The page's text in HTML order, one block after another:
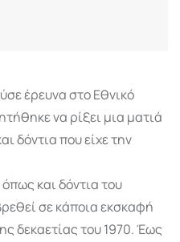
έρευνα στο Εθνικό
να ρίξει μια ματιά
δόντια που είχε την
και δόντια του
σε κάποια εκσκαφή
δεκαετίας του 1970. Έως